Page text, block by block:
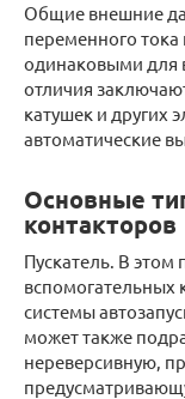
Общие внешние
переменного тока
одинаковыми для
отличия
катушек и других
автоматические
Основные
контакторов
Пускатель. В
вспомогательных
системы
может также
нереверсивную,